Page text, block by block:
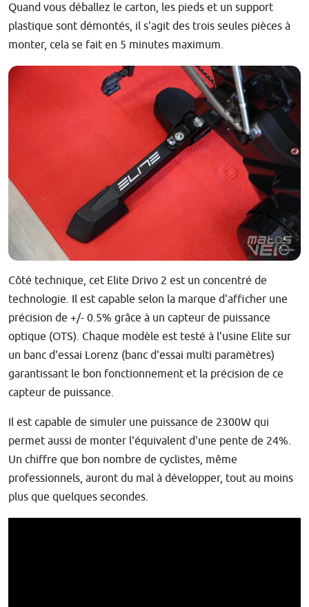
Quand vous déballez le carton, les pieds et un support
plastique sont démontés, il s'agit des trois seules pièces à
monter, cela se fait en 5 minutes maximum.
Côté technique, cet Elite Drivo 2 est un concentré de
technologie. Il est capable selon la marque d'afficher une
précision de +/- 0.5% grâce à un capteur de puissance
optique (OTS). Chaque modèle est testé à l'usine Elite sur
un banc d'essai Lorenz (banc d'essai multi paramètres)
garantissant le bon fonctionnement et la précision de ce
capteur de puissance.
Il est capable de simuler une puissance de 2300W qui
permet aussi de monter l'équivalent d'une pente de 24%.
Un chiffre que bon nombre de cyclistes, même
professionnels, auront du mal à développer, tout au moins
plus que quelques secondes.